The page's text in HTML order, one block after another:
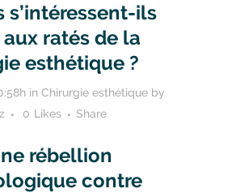
s’intéressent-ils
ratés de la
esthétique ?
in Chirurgie esthétique by
0 Likes Share
rébellion
contre